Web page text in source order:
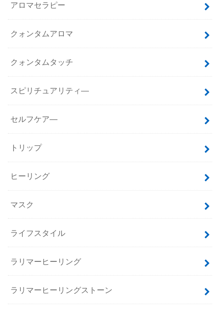
アロマセラピー
クォンタムアロマ
クォンタムタッチ
スピリチュアリティ―
セルフケア―
トリップ
ヒーリング
マスク
ライフスタイル
ラリマーヒーリング
ラリマーヒーリングストーン